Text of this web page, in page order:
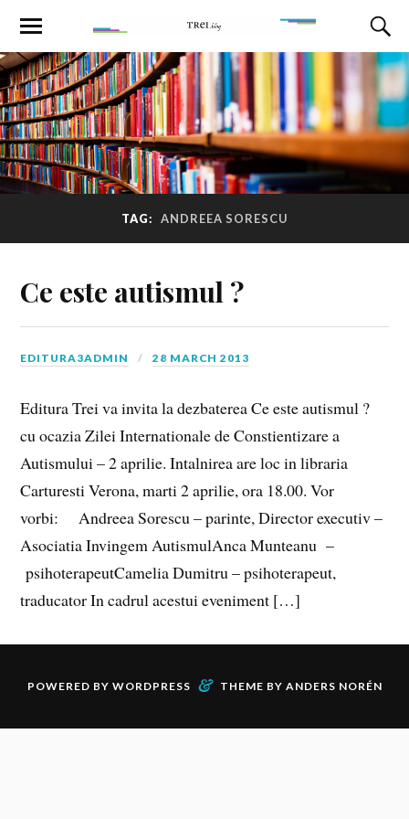
TAG: ANDREEA SORESCU
Ce este autismul ?
EDITURA3ADMIN 28 MARCH 2013
Editura Trei va invita la dezbaterea Ce este autismul ?
cu ocazia Zilei Internationale de Constientizare a
Autismului – 2 aprilie. Intalnirea are loc in libraria
Carturesti Verona, marti 2 aprilie, ora 18.00. Vor
vorbi: Andreea Sorescu – parinte, Director executiv –
Asociatia Invingem AutismulAnca Munteanu –
psihoterapeutCamelia Dumitru – psihoterapeut,
traducator In cadrul acestui eveniment […]
POWERED BY WORDPRESS & THEME BY ANDERS NORÉN